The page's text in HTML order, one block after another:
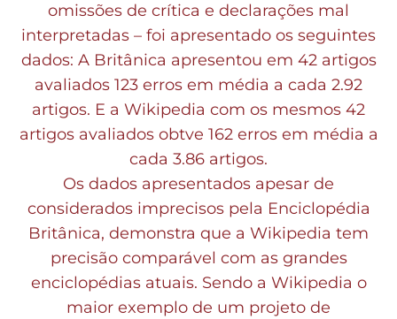
omissões de crítica e declarações mal
interpretadas – foi apresentado os seguintes
dados: A Britânica apresentou em 42 artigos
avaliados 123 erros em média a cada 2.92
artigos. E a Wikipedia com os mesmos 42
artigos avaliados obtve 162 erros em média a
cada 3.86 artigos.
Os dados apresentados apesar de
considerados imprecisos pela Enciclopédia
Britânica, demonstra que a Wikipedia tem
precisão comparável com as grandes
enciclopédias atuais. Sendo a Wikipedia o
maior exemplo de um projeto de